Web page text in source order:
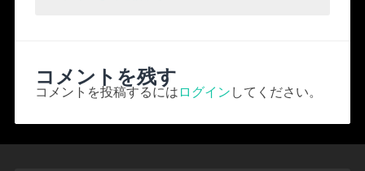
コメントを残す
コメントを投稿するには ログイン してください。